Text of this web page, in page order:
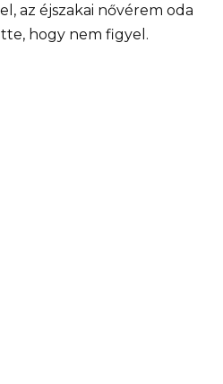
az éjszakai nővérem oda
hogy nem figyel.